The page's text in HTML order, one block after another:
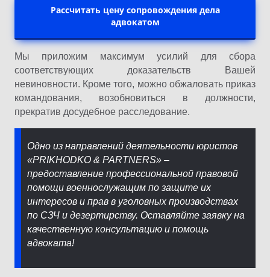
Рассчитать цену сопровождения дела
адвокатом
Мы приложим максимум усилий для сбора
соответствующих доказательств Вашей
невиновности. Кроме того, можно обжаловать приказ
командования, возобновиться в должности,
прекратив досудебное расследование.
Одно из направлений деятельности юристов
«PRIKHODKO & PARTNERS» –
предоставление профессиональной правовой
помощи военнослужащим по защите их
интересов и прав в уголовных производствах
по СЗЧ и дезертирству. Оставляйте заявку на
качественную консультацию и помощь
адвоката!